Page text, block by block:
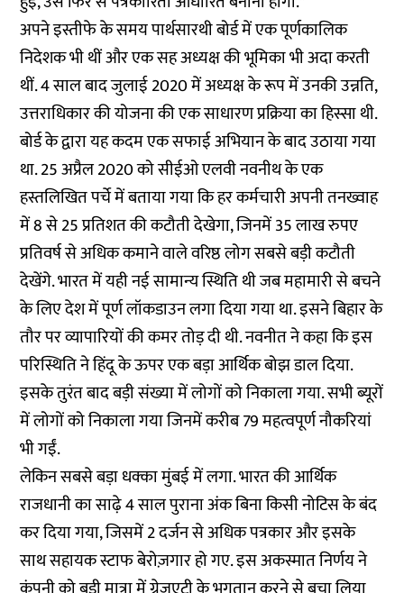
अपने इस्तीफे के समय पार्थसारथी बोर्ड में एक पूर्णकालिक
निदेशक भी थीं और एक सह अध्यक्ष की भूमिका भी अदा करती
थीं. 4 साल बाद जुलाई 2020 में अध्यक्ष के रूप में उनकी उन्नति,
उत्तराधिकार की योजना की एक साधारण प्रक्रिया का हिस्सा थी.
बोर्ड के द्वारा यह कदम एक सफाई अभियान के बाद उठाया गया
था. 25 अप्रैल 2020 को सीईओ एलवी नवनीथ के एक
हस्तलिखित पर्चेमें बताया गया कि हर कर्मचारी अपनी तनख्वाह
में 8 से 25 प्रतिशत की कटौती देखेगा, जिनमें 35 लाख रुपए
प्रतिवर्ष से अधिक कमाने वाले वरिष्ठ लोग सबसे बड़ी कटौती
देखेंगे. भारत में यही नई सामान्य स्थिति थी जब महामारी से बचने
के लिए देश में पूर्ण लॉकडाउन लगा दिया गया था. इसने बिहार के
तौर पर व्यापारियों की कमर तोड़ दी थी. नवनीत ने कहा कि इस
परिस्थिति ने हिंदू के ऊपर एक बड़ा आर्थिक बोझ डाल दिया.
इसके तुरंत बाद बड़ी संख्या में लोगों को निकाला गया. सभी ब्यूरों
में लोगों को निकाला गया जिनमें करीब 79 महत्वपूर्ण नौकरियां
भी गईं.
लेकिन सबसे बड़ा धक्का मुंबई में लगा. भारत की आर्थिक
राजधानी का साढ़े 4 साल पुराना अंक बिना किसी नोटिस के बंद
कर दिया गया, जिसमें 2 दर्जन से अधिक पत्रकार और इसके
साथ सहायक स्टाफ बेरोज़गार हो गए. इस अकस्मात निर्णय ने